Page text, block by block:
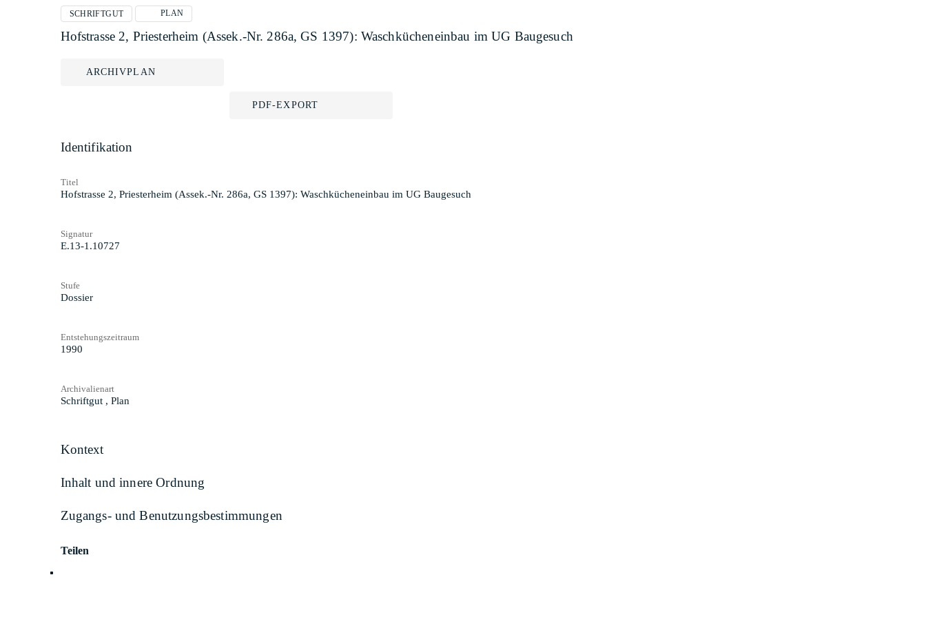
SCHRIFTGUT PLAN
Hofstrasse 2, Priesterheim (Assek.-Nr. 286a, GS 1397): Waschkücheneinbau im UG Baugesuch
ARCHIVPLAN
PDF-EXPORT
Identifikation
Titel
Hofstrasse 2, Priesterheim (Assek.-Nr. 286a, GS 1397): Waschkücheneinbau im UG Baugesuch
Signatur
E.13-1.10727
Stufe
Dossier
Entstehungszeitraum
1990
Archivalienart
Schriftgut , Plan
Kontext
Inhalt und innere Ordnung
Zugangs- und Benutzungsbestimmungen
Teilen